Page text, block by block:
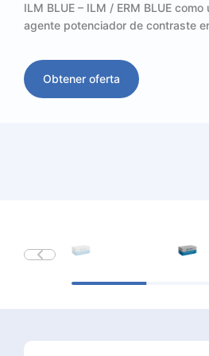
ILM BLUE – ILM / ERM BLUE
agente potenciador de contraste
Obtener oferta